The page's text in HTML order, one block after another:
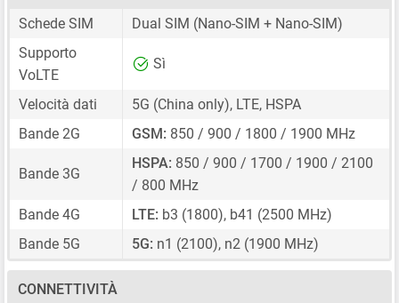
Schede SIM
Dual SIM (Nano-SIM + Nano-SIM)
Supporto
VoLTE
Sì
Velocità dati
5G (China only), LTE, HSPA
Bande 2G
GSM: 850 / 900 / 1800 / 1900 MHz
Bande 3G
HSPA: 850 / 900 / 1700 / 1900 / 2100
/ 800 MHz
Bande 4G
LTE: b3 (1800), b41 (2500 MHz)
Bande 5G
5G: n1 (2100), n2 (1900 MHz)
CONNETTIVITÀ